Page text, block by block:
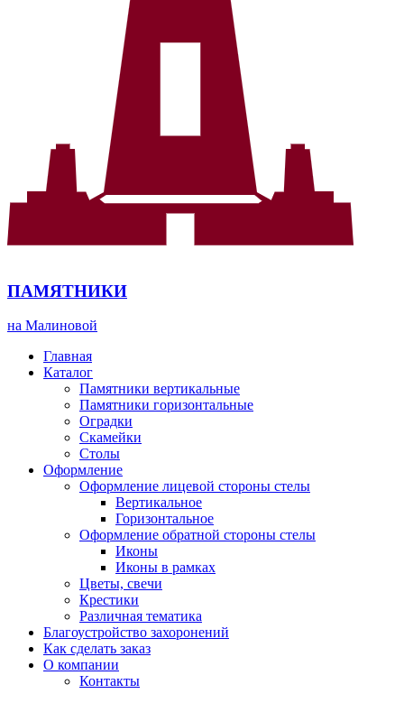
ПАМЯТНИКИ
на Малиновой
Главная
Каталог
Памятники вертикальные
Памятники горизонтальные
Оградки
Скамейки
Столы
Оформление
Оформление лицевой стороны стелы
Вертикальное
Горизонтальное
Оформление обратной стороны стелы
Иконы
Иконы в рамках
Цветы, свечи
Крестики
Различная тематика
Благоустройство захоронений
Как сделать заказ
О компании
Контакты